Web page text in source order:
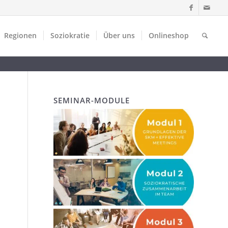
Regionen Soziokratie Über uns Onlineshop
SEMINAR-MODULE